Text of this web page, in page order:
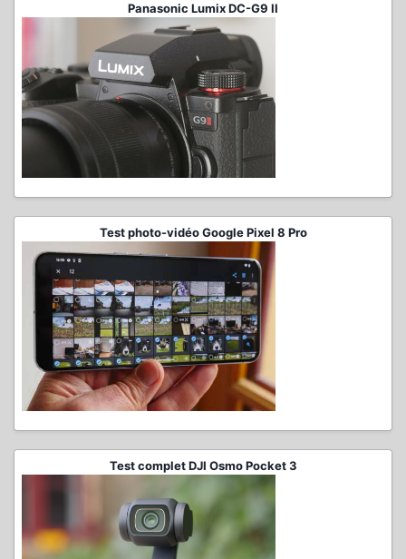
Panasonic Lumix DC-G9 II
Test photo-vidéo Google Pixel 8 Pro
Test complet DJI Osmo Pocket 3